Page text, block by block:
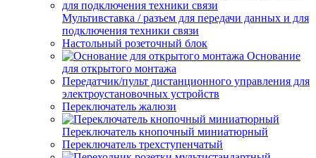
Мультивставка / разъем для передачи данных и для
подключения техники связи
Настольный розеточный блок
Основание
для открытого монтажа
Передатчик/пульт дистанционного управления для
электроустановочных устройств
Переключатель жалюзи
Переключатель кнопочный миниатюрный
Переключатель трехступенчатый